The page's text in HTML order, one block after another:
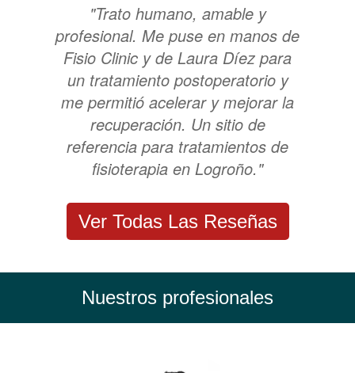
"Trato humano, amable y
profesional. Me puse en manos de
Fisio Clinic y de Laura Díez para
un tratamiento postoperatorio y
me permitió acelerar y mejorar la
recuperación. Un sitio de
referencia para tratamientos de
fisioterapia en Logroño."
Ver Todas Las Reseñas
Nuestros profesionales